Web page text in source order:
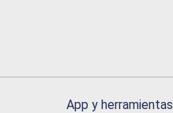
App y herramientas